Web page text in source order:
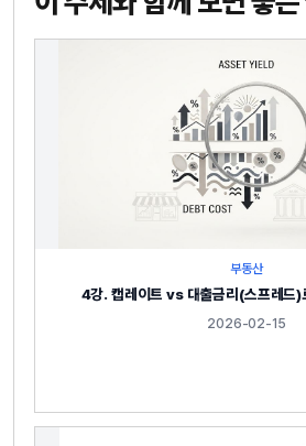
부동산
4강. 캡레이트 vs 대출금리(스프레드)
2026-02-15